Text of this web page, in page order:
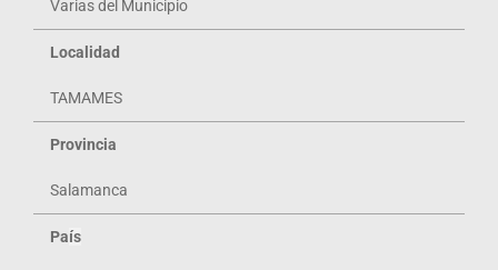
Varias del Municipio
Localidad
TAMAMES
Provincia
Salamanca
País